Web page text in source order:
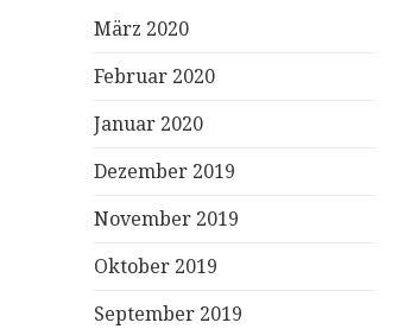
März 2020
Februar 2020
Januar 2020
Dezember 2019
November 2019
Oktober 2019
September 2019